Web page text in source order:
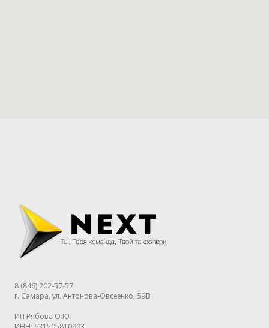
8 (846) 202-57-57
г. Самара, ул. Антонова-Овсеенко, 59В
ИП Рябова О.Ю.